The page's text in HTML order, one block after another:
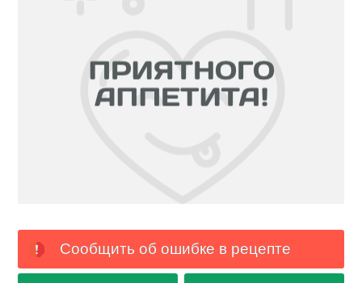
Сообщить об ошибке в рецепте